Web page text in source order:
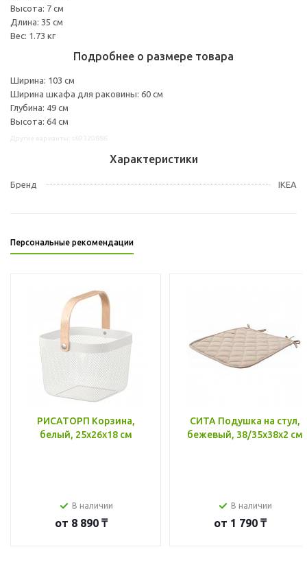
Высота: 7 см
Длина: 35 см
Вес: 1.73 кг
Подробнее о размере товара
Ширина: 103 см
Ширина шкафа для раковины: 60 см
Глубина: 49 см
Высота: 64 см
Характеристики
Бренд IKEA
Персональные рекомендации
РИСАТОРП Корзина,
белый, 25x26x18 см
В наличии
от 8 890 ₸
СИТА Подушка на стул,
бежевый, 38/35x38x2 см
В наличии
от 1 790 ₸